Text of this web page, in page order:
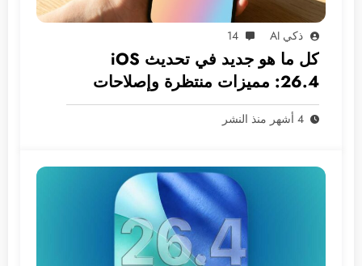
ذكي AI 14
كل ما هو جديد في تحديث iOS
26.4: مميزات منتظرة وإصلاحات
ضرورية
4 أشهر منذ النشر